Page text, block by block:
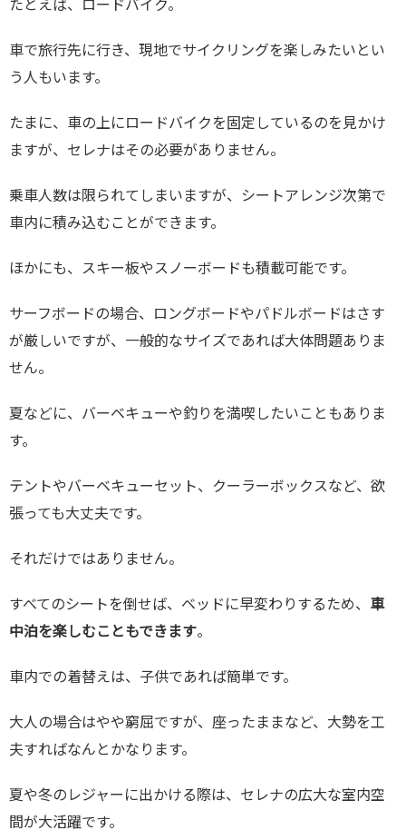
たとえば、ロードバイク。
車で旅行先に行き、現地でサイクリングを楽しみたいとい
う人もいます。
たまに、車の上にロードバイクを固定しているのを見かけ
ますが、セレナはその必要がありません。
乗車人数は限られてしまいますが、シートアレンジ次第で
車内に積み込むことができます。
ほかにも、スキー板やスノーボードも積載可能です。
サーフボードの場合、ロングボードやパドルボードはさす
が厳しいですが、一般的なサイズであれば大体問題ありま
せん。
夏などに、バーベキューや釣りを満喫したいこともありま
す。
テントやバーベキューセット、クーラーボックスなど、欲
張っても大丈夫です。
それだけではありません。
すべてのシートを倒せば、ベッドに早変わりするため、 車
中泊を楽しむこともできます。
車内での着替えは、子供であれば簡単です。
大人の場合はやや窮屈ですが、座ったままなど、大勢を工
夫すればなんとかなります。
夏や冬のレジャーに出かける際は、セレナの広大な室内空
間が大活躍です。